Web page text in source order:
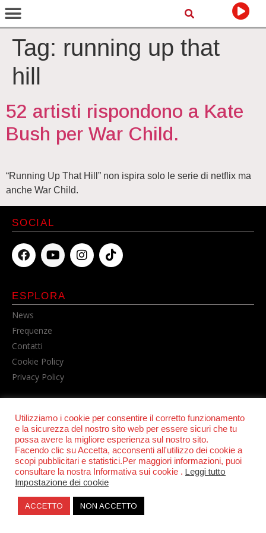
Tag: running up that
hill
52 artisti rispondono a Kate
Bush per War Child.
“Running Up That Hill” non ispira solo le serie di netflix ma
anche War Child.
© POWER RADIO srl | C.F. e P.IVA 06157210631
ESPLORA
News
Frequenze
Contatti
Cookie Policy
Privacy Policy
SOCIAL
Utilizziamo i cookie per consentire il corretto funzionamento
e la sicurezza del nostro sito web per essere sicuri che tu
possa avere la migliore esperienza sul nostro sito.
Facendo clic su Accetta, acconsenti all'utilizzo dei cookie a
scopi pubblicitari e statistici.Per maggiori informazioni, puoi
consultare la nostra Informativa sui cookie . Leggi tutto
Impostazione dei cookie
ACCETTO NON ACCETTO